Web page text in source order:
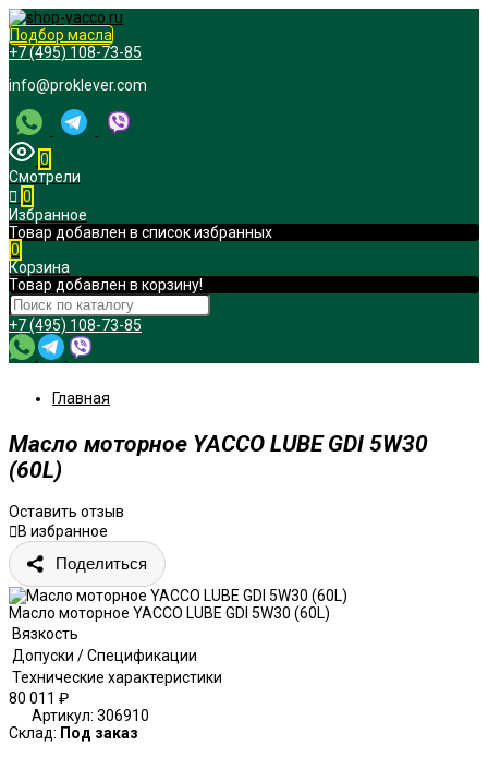
Подбор масла
+7 (495) 108-73-85
info@proklever.com
0
Смотрели
0
Избранное
Товар добавлен в список избранных
0
Корзина
Товар добавлен в корзину!
+7 (495) 108-73-85
Главная
Масло моторное YACCO LUBE GDI 5W30
(60L)
Оставить отзыв
В избранное
Поделиться
Масло моторное YACCO LUBE GDI 5W30 (60L)
Вязкость
Допуски / Спецификации
Технические характеристики
80 011 ₽
Артикул: 306910
Склад: Под заказ